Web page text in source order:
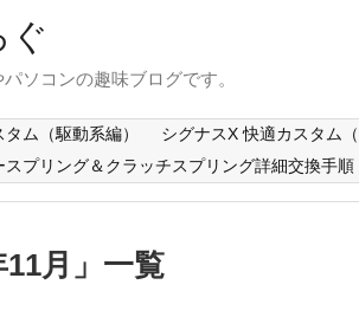
ぐ
ソコンの趣味ブログです。
ム（駆動系編） シグナスX 快適カスタム（
スプリング＆クラッチスプリング詳細交換手順
月 」 一覧